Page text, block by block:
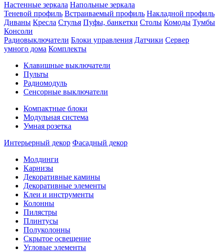
Настенные зеркала Напольные зеркала
Теневой профиль Встраиваемый профиль Накладной профиль
Диваны Кресла Стулья Пуфы, банкетки Столы Комоды Тумбы
Консоли
Радиовыключатели Блоки управления Датчики Сервер
умного дома Комплекты
Клавишные выключатели
Пульты
Радиомодуль
Сенсорные выключатели
Компактные блоки
Модульная система
Умная розетка
Интерьерный декор Фасадный декор
Молдинги
Карнизы
Декоративные камины
Декоративные элементы
Клеи и инструменты
Колонны
Пилястры
Плинтусы
Полуколонны
Скрытое освещение
Угловые элементы